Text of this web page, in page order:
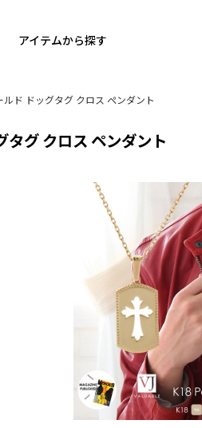
アイテムから探す
ルド ドッグタグ クロス ペンダント
グタグ クロス ペンダント